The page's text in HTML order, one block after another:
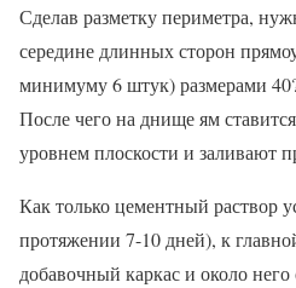
Сделав разметку периметра,
середине длинных сторон
минимуму 6 штук) размерами
После чего на днище ям
уровнем плоскости и заливают
Как только цементный раствор
протяжении 7-10 дней), к
добавочный каркас и около него